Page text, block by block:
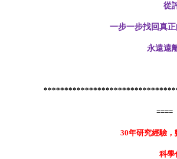
從
一步一步找回真正
永遠遠
====
30年研究經驗，
科學